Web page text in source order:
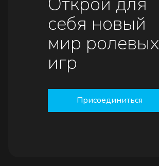
себя новый
мир ролевых
игр
Присоединиться